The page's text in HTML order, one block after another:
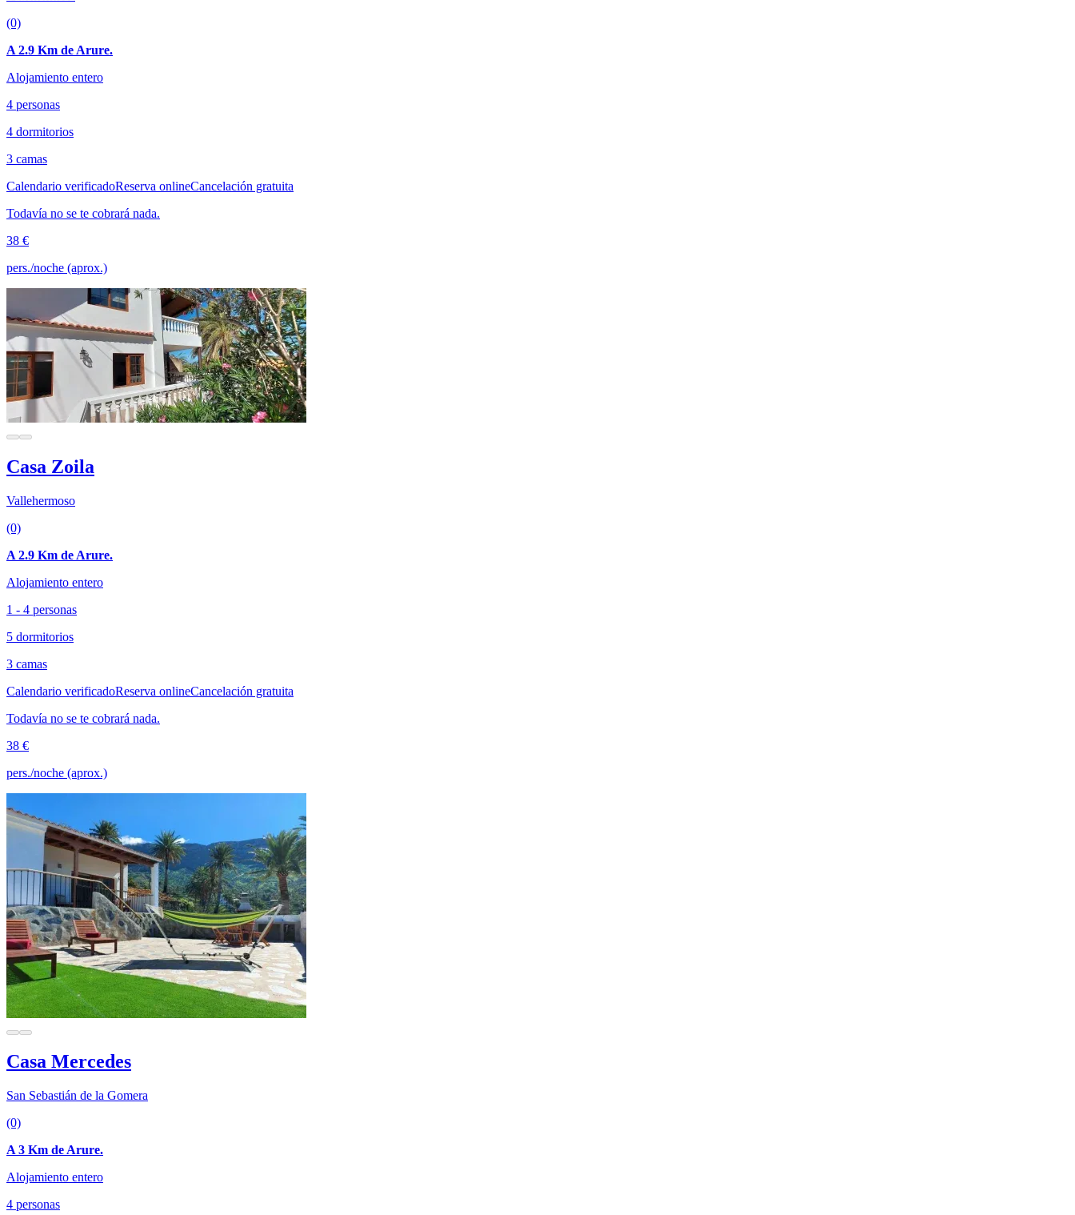
(0)
A 2.9 Km de Arure.
Alojamiento entero
4 personas
4 dormitorios
3 camas
Calendario verificadoReserva onlineCancelación gratuita
Todavía no se te cobrará nada.
38 €
pers./noche (aprox.)
Casa Zoila
Vallehermoso
(0)
A 2.9 Km de Arure.
Alojamiento entero
1 - 4 personas
5 dormitorios
3 camas
Calendario verificadoReserva onlineCancelación gratuita
Todavía no se te cobrará nada.
38 €
pers./noche (aprox.)
Casa Mercedes
San Sebastián de la Gomera
(0)
A 3 Km de Arure.
Alojamiento entero
4 personas